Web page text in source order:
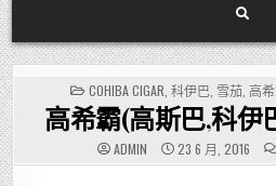
POSTED
IN
COHIBA CIGAR 科伊巴, 雪茄, 高
高希霸(高斯巴,科伊
ADMIN 23 6 月, 2016